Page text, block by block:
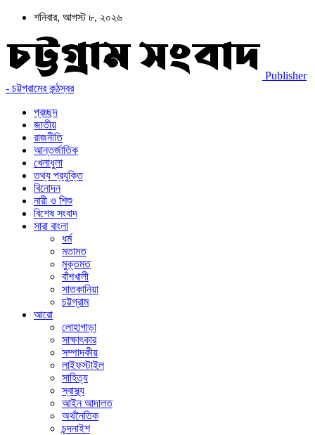
শনিবার, আগস্ট ৮, ২০২৬
Publisher
- চট্টগ্রামের কন্ঠস্বর
প্রচ্ছদ
জাতীয়
রাজনীতি
আন্তর্জাতিক
খেলাধুলা
তথ্য প্রযুক্তি
বিনোদন
নারী ও শিশু
বিশেষ সংবাদ
সারা বাংলা
ধর্ম
মতামত
মুক্তমত
বাঁশখালী
সাতকানিয়া
চট্টগ্রাম
আরো
লোহাগাড়া
সাক্ষাৎকার
সম্পাদকীয়
লাইফস্টাইল
সাহিত্য
স্বাস্থ্য
আইন আদালত
অর্থনৈতিক
চন্দনাইশ